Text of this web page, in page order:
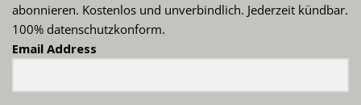
abonnieren. Kostenlos und unverbindlich. Jederzeit kündbar.
100% datenschutzkonform.
Email Address